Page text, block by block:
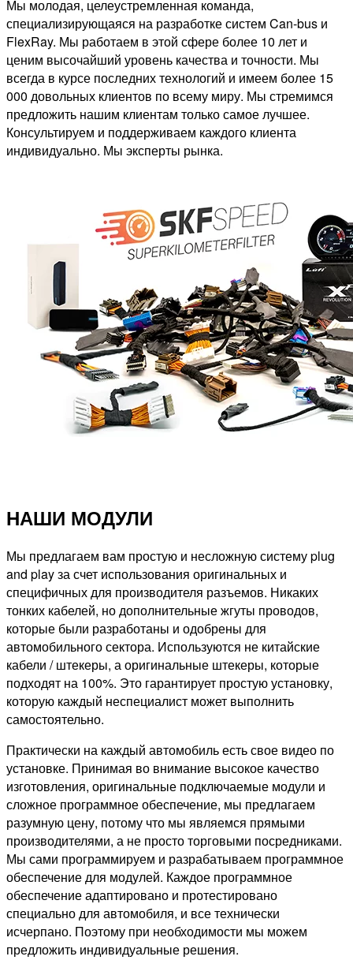
Мы молодая, целеустремленная команда,
специализирующаяся на разработке систем Can-bus и
FlexRay. Мы работаем в этой сфере более 10 лет и
ценим высочайший уровень качества и точности. Мы
всегда в курсе последних технологий и имеем более 15
000 довольных клиентов по всему миру. Мы стремимся
предложить нашим клиентам только самое лучшее.
Консультируем и поддерживаем каждого клиента
индивидуально. Мы эксперты рынка.
НАШИ МОДУЛИ
Мы предлагаем вам простую и несложную систему plug
and play за счет использования оригинальных и
специфичных для производителя разъемов. Никаких
тонких кабелей, но дополнительные жгуты проводов,
которые были разработаны и одобрены для
автомобильного сектора. Используются не китайские
кабели / штекеры, а оригинальные штекеры, которые
подходят на 100%. Это гарантирует простую установку,
которую каждый неспециалист может выполнить
самостоятельно.
Практически на каждый автомобиль есть свое видео по
установке. Принимая во внимание высокое качество
изготовления, оригинальные подключаемые модули и
сложное программное обеспечение, мы предлагаем
разумную цену, потому что мы являемся прямыми
производителями, а не просто торговыми посредниками.
Мы сами программируем и разрабатываем программное
обеспечение для модулей. Каждое программное
обеспечение адаптировано и протестировано
специально для автомобиля, и все технически
исчерпано. Поэтому при необходимости мы можем
предложить индивидуальные решения.